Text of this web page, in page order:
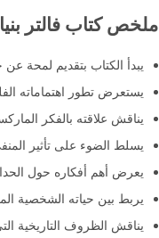
ملخص كتاب فالتر
يبدأ الكتاب بتقديم لمحة عن
يستعرض تطور اهتماماته
يناقش علاقته بالفكر
يسلط الضوء على تأثير
يعرض أهم أفكاره حول
يربط بين حياته الشخصية
يناقش الظروف التاريخية